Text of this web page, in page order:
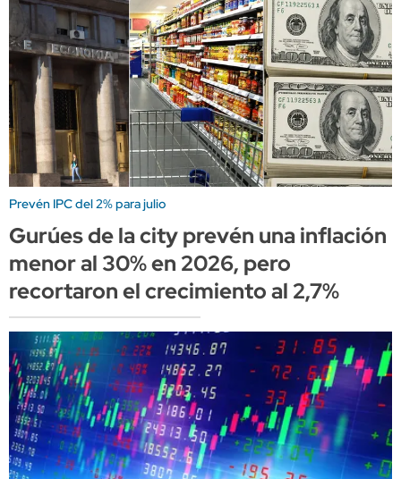
Prevén IPC del 2% para julio
Gurúes de la city prevén una inflación
menor al 30% en 2026, pero
recortaron el crecimiento al 2,7%